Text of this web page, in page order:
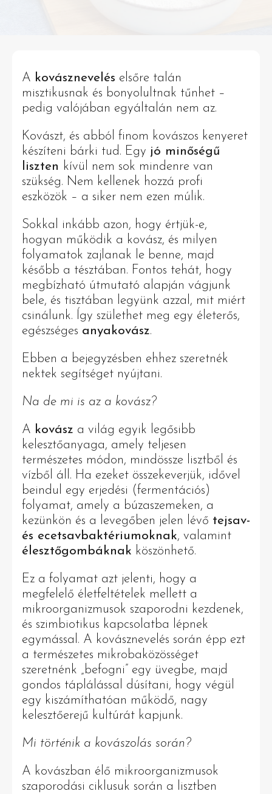
A kovásznevelés elsőre talán
misztikusnak és bonyolultnak tűnhet –
pedig valójában egyáltalán nem az.
Kovászt, és abból finom kovászos kenyeret
készíteni bárki tud. Egy jó minőségű
liszten kívül nem sok mindenre van
szükség. Nem kellenek hozzá profi
eszközök – a siker nem ezen múlik.
Sokkal inkább azon, hogy értjük-e,
hogyan működik a kovász, és milyen
folyamatok zajlanak le benne, majd
később a tésztában. Fontos tehát, hogy
megbízható útmutató alapján vágjunk
bele, és tisztában legyünk azzal, mit miért
csinálunk. Így születhet meg egy életerős,
egészséges anyakovász.
Ebben a bejegyzésben ehhez szeretnék
nektek segítséget nyújtani.
Na de mi is az a kovász?
A kovász a világ egyik legősibb
kelesztőanyaga, amely teljesen
természetes módon, mindössze lisztből és
vízből áll. Ha ezeket összekeverjük, idővel
beindul egy erjedési (fermentációs)
folyamat, amely a búzaszemeken, a
kezünkön és a levegőben jelen lévő tejsav-
és ecetsavbaktériumoknak, valamint
élesztőgombáknak köszönhető.
Ez a folyamat azt jelenti, hogy a
megfelelő életfeltételek mellett a
mikroorganizmusok szaporodni kezdenek,
és szimbiotikus kapcsolatba lépnek
egymással. A kovásznevelés során épp ezt
a természetes mikrobaközösséget
szeretnénk „befogni” egy üvegbe, majd
gondos táplálással dúsítani, hogy végül
egy kiszámíthatóan működő, nagy
kelesztőerejű kultúrát kapjunk.
Mi történik a kovászolás során?
A kovászban élő mikroorganizmusok
szaporodási ciklusuk során a lisztben